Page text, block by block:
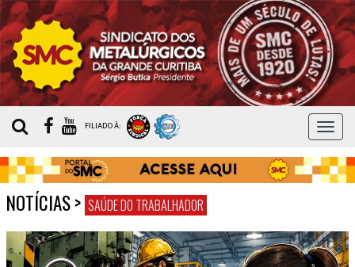
MENU
FILIADO À:
NOTÍCIAS> SAÚDE DO TRABALHADOR